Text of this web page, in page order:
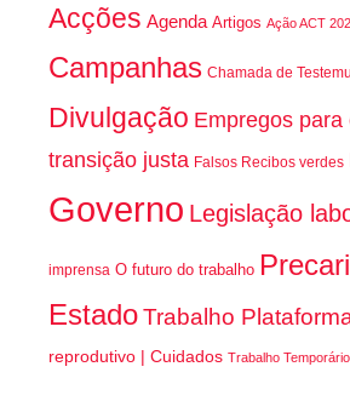
Acções Agenda Artigos Ação ACT
Campanhas Chamada de
Divulgação Empregos para
transição justa Falsos Recibos verdes
Governo Legislação
imprensa O futuro do trabalho
EstadoTrabalho
reprodutivo | Cuidados Trabalho Temporário